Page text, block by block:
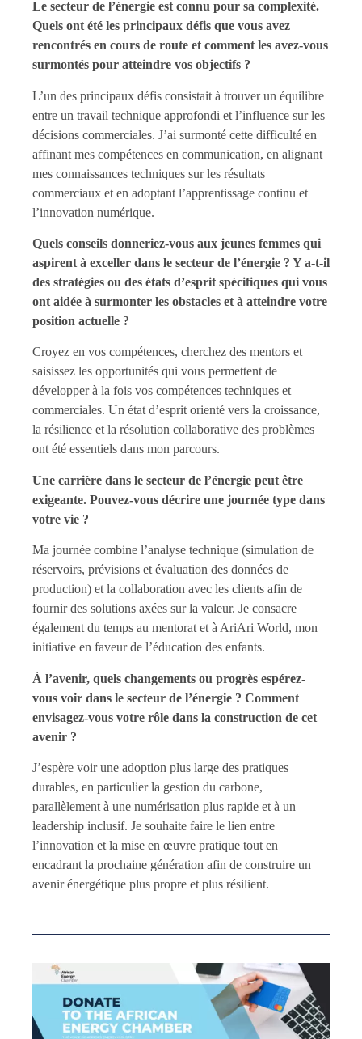
Le secteur de l’énergie est connu pour sa complexité.
Quels ont été les principaux défis que vous avez
rencontrés en cours de route et comment les avez-vous
surmontés pour atteindre vos objectifs ?
L’un des principaux défis consistait à trouver un équilibre
entre un travail technique approfondi et l’influence sur les
décisions commerciales. J’ai surmonté cette difficulté en
affinant mes compétences en communication, en alignant
mes connaissances techniques sur les résultats
commerciaux et en adoptant l’apprentissage continu et
l’innovation numérique.
Quels conseils donneriez-vous aux jeunes femmes qui
aspirent à exceller dans le secteur de l’énergie ? Y a-t-il
des stratégies ou des états d’esprit spécifiques qui vous
ont aidée à surmonter les obstacles et à atteindre votre
position actuelle ?
Croyez en vos compétences, cherchez des mentors et
saisissez les opportunités qui vous permettent de
développer à la fois vos compétences techniques et
commerciales. Un état d’esprit orienté vers la croissance,
la résilience et la résolution collaborative des problèmes
ont été essentiels dans mon parcours.
Une carrière dans le secteur de l’énergie peut être
exigeante. Pouvez-vous décrire une journée type dans
votre vie ?
Ma journée combine l’analyse technique (simulation de
réservoirs, prévisions et évaluation des données de
production) et la collaboration avec les clients afin de
fournir des solutions axées sur la valeur. Je consacre
également du temps au mentorat et à AriAri World, mon
initiative en faveur de l’éducation des enfants.
À l’avenir, quels changements ou progrès espérez-
vous voir dans le secteur de l’énergie ? Comment
envisagez-vous votre rôle dans la construction de cet
avenir ?
J’espère voir une adoption plus large des pratiques
durables, en particulier la gestion du carbone,
parallèlement à une numérisation plus rapide et à un
leadership inclusif. Je souhaite faire le lien entre
l’innovation et la mise en œuvre pratique tout en
encadrant la prochaine génération afin de construire un
avenir énergétique plus propre et plus résilient.